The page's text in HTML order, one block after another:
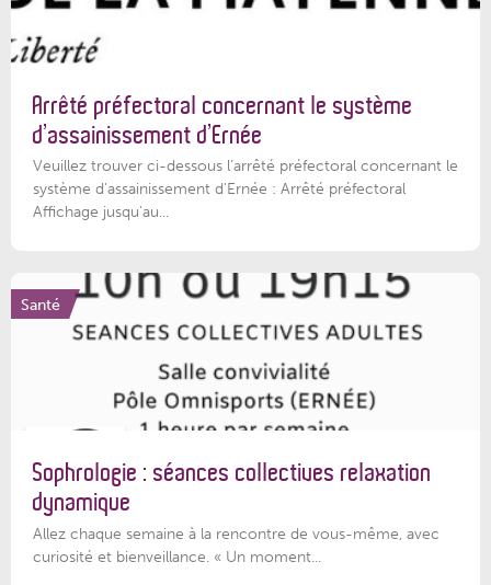
Arrêté préfectoral concernant le système
d’assainissement d’Ernée
Veuillez trouver ci-dessous l’arrêté préfectoral concernant le
système d'assainissement d'Ernée : Arrêté préfectoral
Affichage jusqu'au...
Santé
Sophrologie : séances collectives relaxation
dynamique
Allez chaque semaine à la rencontre de vous-même, avec
curiosité et bienveillance. « Un moment...